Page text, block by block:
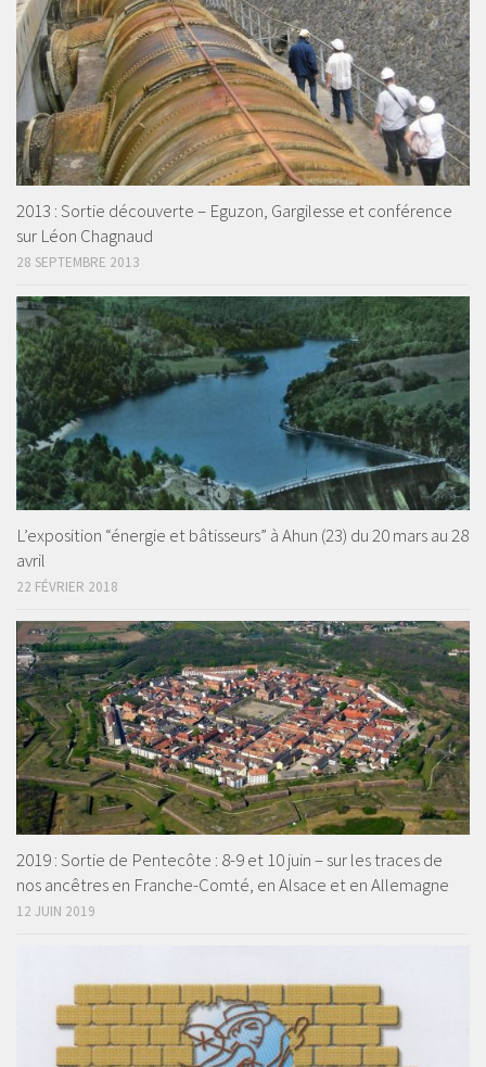
2013 : Sortie découverte – Eguzon, Gargilesse et conférence
sur Léon Chagnaud
28 SEPTEMBRE 2013
L’exposition “énergie et bâtisseurs” à Ahun (23) du 20 mars au 28
avril
22 FÉVRIER 2018
2019 : Sortie de Pentecôte : 8-9 et 10 juin – sur les traces de
nos ancêtres en Franche-Comté, en Alsace et en Allemagne
12 JUIN 2019